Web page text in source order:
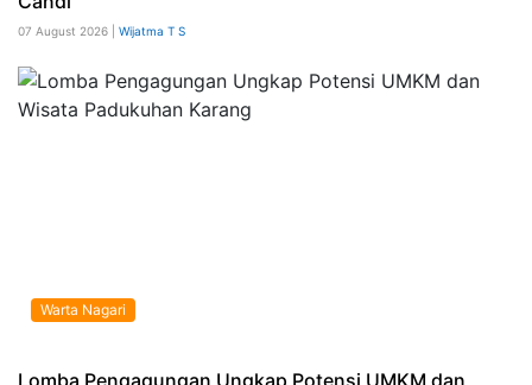
07 August 2026 | Wijatma T S
Warta Nagari
Lomba Pengagungan Ungkap Potensi UMKM dan